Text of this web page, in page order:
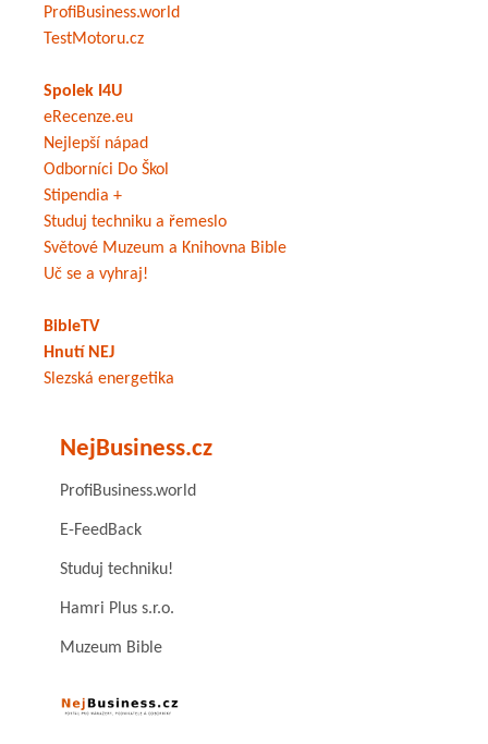
ProfiBusiness.world
TestMotoru.cz
Spolek I4U
eRecenze.eu
Nejlepší nápad
Odborníci Do Škol
Stipendia +
Studuj techniku a řemeslo
Světové Muzeum a Knihovna Bible
Uč se a vyhraj!
BibleTV
Hnutí NEJ
Slezská energetika
NejBusiness.cz
ProfiBusiness.world
E-FeedBack
Studuj techniku!
Hamri Plus s.r.o.
Muzeum Bible